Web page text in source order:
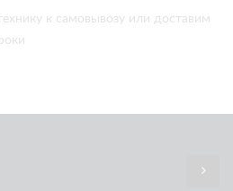
к самовывозу или доставим